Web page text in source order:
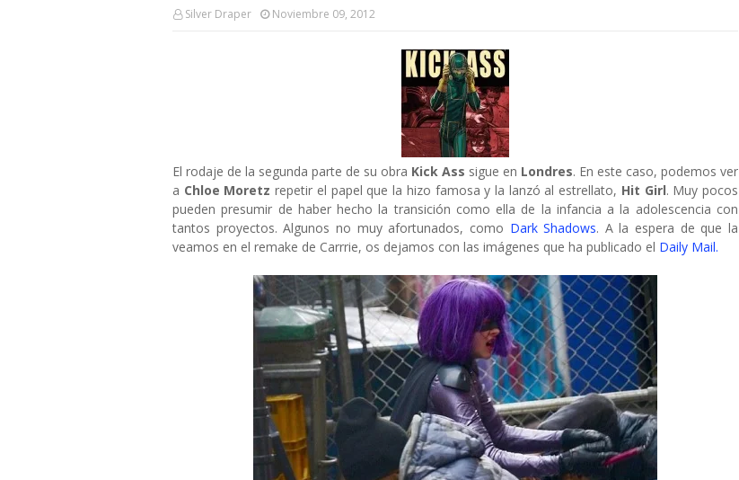
Silver Draper Noviembre 09, 2012
El rodaje de la segunda parte de su obra Kick Ass sigue en Londres. En este caso, podemos ver
a Chloe Moretzrepetir el papel que la hizo famosa y la lanzó al estrellato, Hit Girl. Muy pocos
pueden presumir de haber hecho la transición como ella de la infancia a la adolescencia con
tantos proyectos. Algunos no muy afortunados, como Dark Shadows. A la espera de que la
veamos en el remake de Carrrie, os dejamos con las imágenes que ha publicado el Daily Mail.